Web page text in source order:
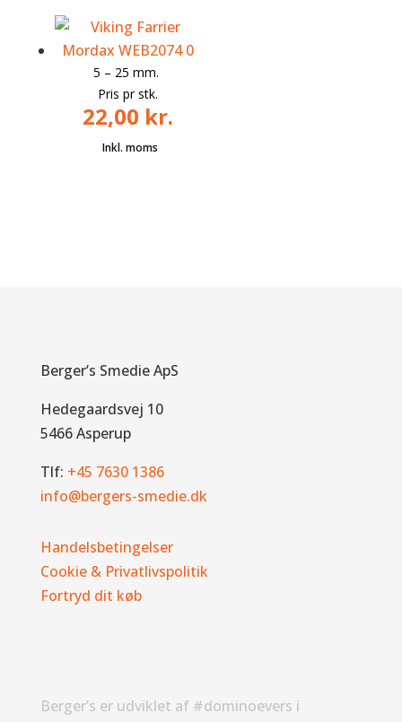
5 – 25 mm.
Pris pr stk.
22,00 kr.
Berger’s Smedie ApS
Hedegaardsvej 10
5466 Asperup
Tlf: +45 7630 1386
info@bergers-smedie.dk
Handelsbetingelser
Cookie & Privatlivspolitik
Fortryd dit køb
Berger’s er udviklet af #dominoevers i